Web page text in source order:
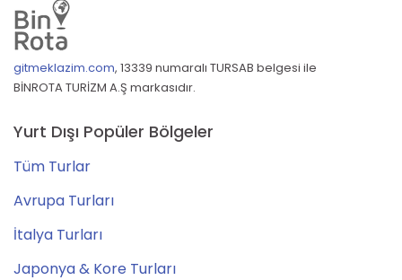
gitmeklazim.com, 13339 numaralı TURSAB belgesi ile
BİNROTA TURİZM A.Ş markasıdır.
Yurt Dışı Popüler Bölgeler
Tüm Turlar
Avrupa Turları
İtalya Turları
Japonya & Kore Turları